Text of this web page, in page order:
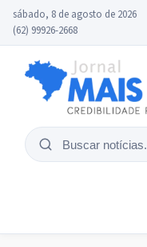
sábado, 8 de agosto de 2026
(62) 99926-2668
Buscar